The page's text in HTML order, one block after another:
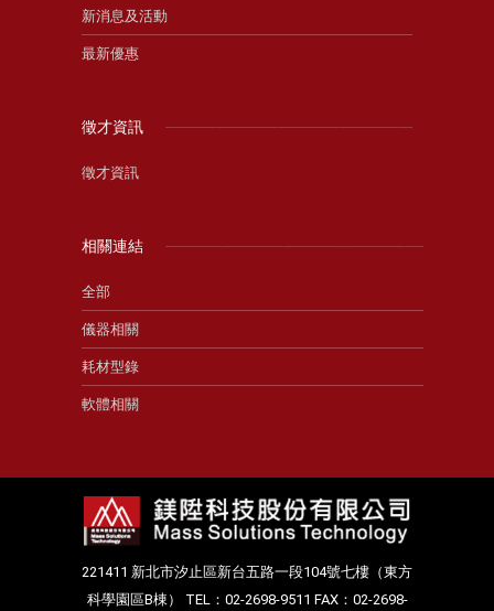
新消息及活動
最新優惠
徵才資訊
徵才資訊
相關連結
全部
儀器相關
耗材型錄
軟體相關
221411 新北市汐止區新台五路一段104號七樓（東方
科學園區B棟） TEL：02-2698-9511 FAX：02-2698-